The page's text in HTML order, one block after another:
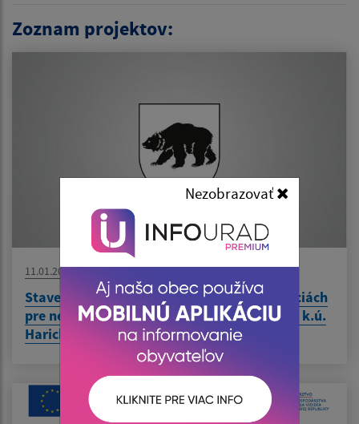
Nezobrazovať
Zoznam projektov:
11.01.2024
Stavebné úpravy na existujúcich komunikáciách
pre nemotorovú dopravu v k.ú. Iliašovce a v k.ú.
Harichovce